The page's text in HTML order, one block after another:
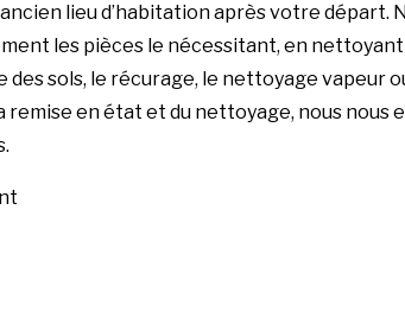
lieu d’habitation après votre départ.
les pièces le nécessitant, en
sols, le récurage, le nettoyage vapeur
en état et du nettoyage, nous nous